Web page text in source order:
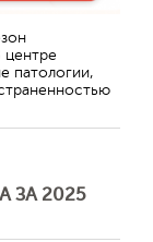
патологии,
ЗА 2025